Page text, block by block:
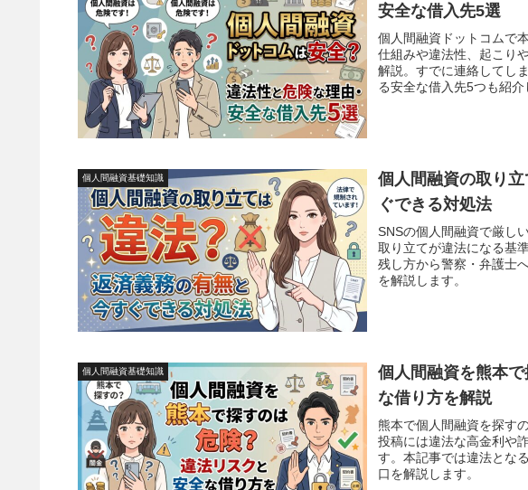
安全な借入先5選
個人間融資ドットコムで
仕組みや違法性、起こり
解説。すでに連絡してし
る安全な借入先5つも紹介
個人間融資基礎知識
個人間融資の取り
ぐできる対処法
SNSの個人間融資で厳し
取り立てが違法になる基
残し方から警察・弁護士
を解説します。
個人間融資基礎知識
個人間融資を熊本
な借り方を解説
熊本で個人間融資を探す
投稿には違法な高金利や
す。本記事では違法とな
口を解説します。